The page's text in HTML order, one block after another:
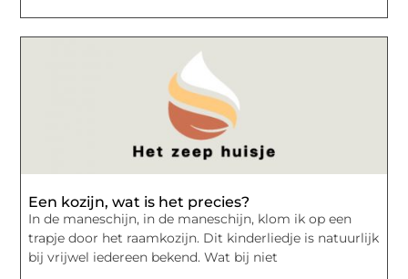
Een kozijn, wat is het precies?
In de maneschijn, in de maneschijn, klom ik op een
trapje door het raamkozijn. Dit kinderliedje is natuurlijk
bij vrijwel iedereen bekend. Wat bij niet